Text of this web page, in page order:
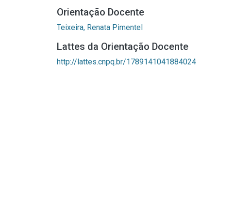
Orientação Docente
Teixeira, Renata Pimentel
Lattes da Orientação Docente
http://lattes.cnpq.br/1789141041884024